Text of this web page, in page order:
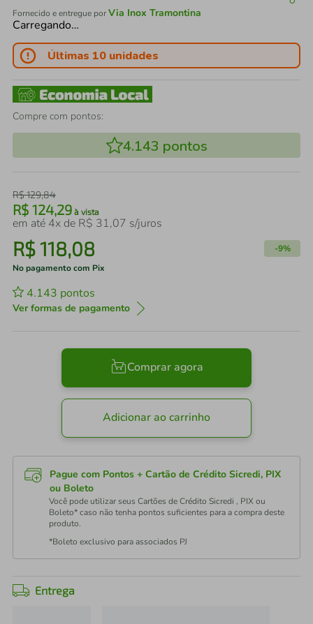
Fornecido e entregue porVia Inox Tramontina
Carregando…
Últimas 10 unidades
Compre com pontos:
4.143 pontos
R$129,84
R$ 124,29 à vista
em até 4x de R$ 31,07 s/juros
R$118,08 -9%
No pagamento com Pix
4.143 pontos
Ver formas de pagamento
Comprar agora
Adicionar ao carrinho
Pague com Pontos + Cartão de Crédito Sicredi, PIX
ou Boleto
Você pode utilizar seus Cartões de Crédito Sicredi , PIX ou
Boleto* caso não tenha pontos suficientes para a compra deste
produto.
*Boleto exclusivo para associados PJ
Entrega